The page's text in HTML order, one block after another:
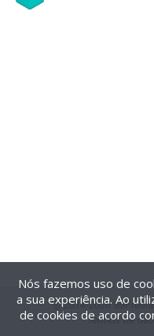
@2014-2026
Termos de uso
Nós fazemos uso de
a sua experiência. Ao
de cookies de acordo